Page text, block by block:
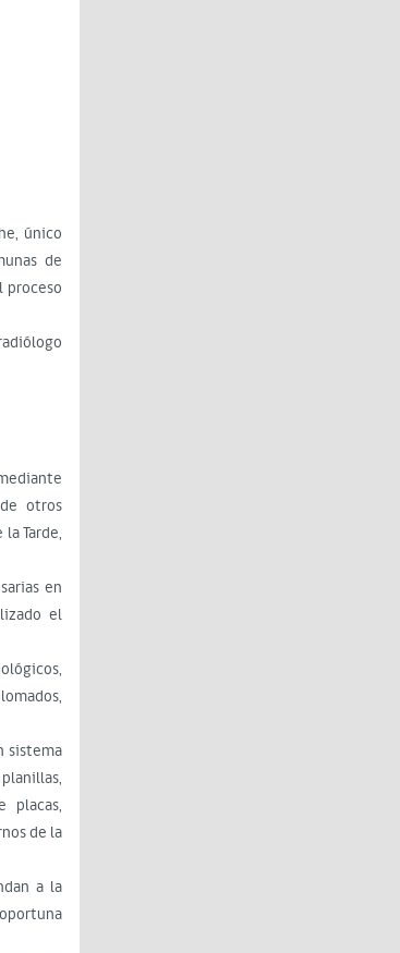
único
de
proceso
otros
Tarde,
en
el
sistema
placas,
de la
a la